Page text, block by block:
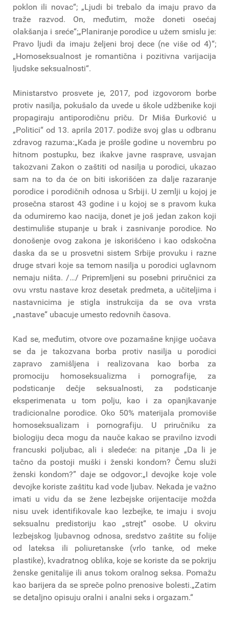
poklon ili novac“; „Ljudi bi trebalo da imaju pravo da
traže razvod. On, međutim, može doneti osećaj
olakšanja i sreće“;„Planiranje porodice u užem smislu je:
Pravo ljudi da imaju željeni broj dece (ne više od 4)“;
„Homoseksualnost je romantična i pozitivna varijacija
ljudske seksualnosti“.
Ministarstvo prosvete je, 2017, pod izgovorom borbe
protiv nasilja, pokušalo da uvede u škole udžbenike koji
propagiraju antiporodičnu priču. Dr Miša Đurković u
„Politici“ od 13. aprila 2017. podiže svoj glas u odbranu
zdravog razuma:„Kada je prošle godine u novembru po
hitnom postupku, bez ikakve javne rasprave, usvajan
takozvani Zakon o zaštiti od nasilja u porodici, ukazao
sam na to da će on biti iskorišćen za dalje razaranje
porodice i porodičnih odnosa u Srbiji. U zemlji u kojoj je
prosečna starost 43 godine i u kojoj se s pravom kuka
da odumiremo kao nacija, donet je još jedan zakon koji
destimuliše stupanje u brak i zasnivanje porodice. No
donošenje ovog zakona je iskorišćeno i kao odskočna
daska da se u prosvetni sistem Srbije provuku i razne
druge stvari koje sa temom nasilja u porodici uglavnom
nemaju ništa. /…/ Pripremljeni su posebni priručnici za
ovu vrstu nastave kroz desetak predmeta, a učiteljima i
nastavnicima je stigla instrukcija da se ova vrsta
„nastave“ ubacuje umesto redovnih časova.
Kad se, međutim, otvore ove pozamašne knjige uočava
se da je takozvana borba protiv nasilja u porodici
zapravo zamišljena i realizovana kao borba za
promociju homoseksualizma i pornografije, za
podsticanje dečje seksualnosti, za podsticanje
eksperimenata u tom polju, kao i za opanjkavanje
tradicionalne porodice. Oko 50% materijala promoviše
homoseksualizam i pornografiju. U priručniku za
biologiju deca mogu da nauče kakao se pravilno izvodi
francuski poljubac, ali i sledeće: na pitanje „Da li je
tačno da postoji muški i ženski kondom? Čemu služi
ženski kondom?” daje se odgovor:„I devojke koje vole
devojke koriste zaštitu kad vode ljubav. Nekada je važno
imati u vidu da se žene lezbejske orijentacije možda
nisu uvek identifikovale kao lezbejke, te imaju i svoju
seksualnu predistoriju kao „strejt“ osobe. U okviru
lezbejskog ljubavnog odnosa, sredstvo zaštite su folije
od lateksa ili poliuretanske (vrlo tanke, od meke
plastike), kvadratnog oblika, koje se koriste da se pokriju
ženske genitalije ili anus tokom oralnog seksa. Pomažu
kao barijera da se spreče polno prenosive bolesti.„Zatim
se detaljno opisuju oralni i analni seks i orgazam.“